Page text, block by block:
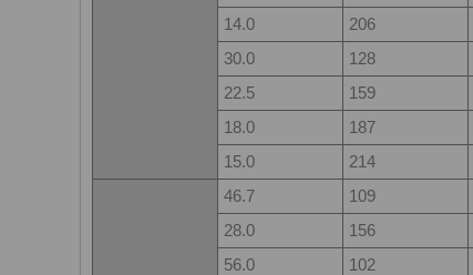
14.0
206
30.0
128
22.5
159
18.0
187
15.0
214
46.7 109
28.0
156
56.0
102